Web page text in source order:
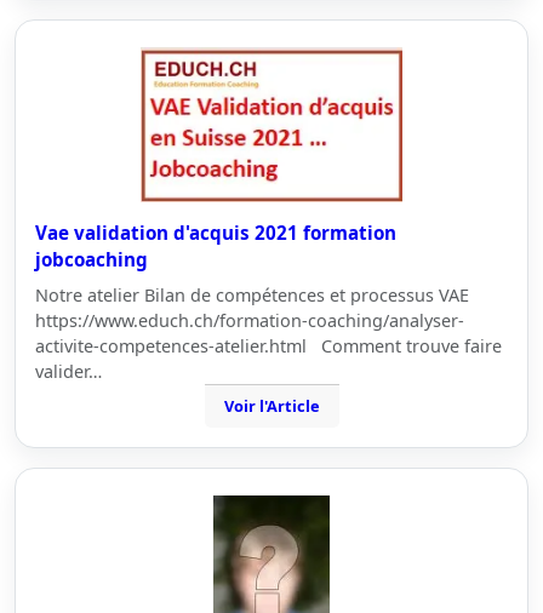
Vae validation d'acquis 2021 formation
jobcoaching
Notre atelier Bilan de compétences et processus VAE
https://www.educh.ch/formation-coaching/analyser-
activite-competences-atelier.html Comment trouve faire
valider…
Voir l'Article